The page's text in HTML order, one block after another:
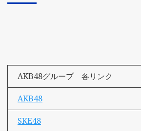
AKB48グループ 各リンク
AKB48
SKE48